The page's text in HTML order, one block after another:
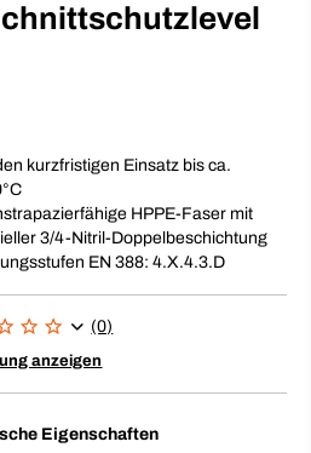
kurzfristigen Einsatz bis ca.
HPPE-Faser mit
3/4-Nitril-Doppelbeschichtung
EN 388: 4.X.4.3.D
(0)
anzeigen
Eigenschaften